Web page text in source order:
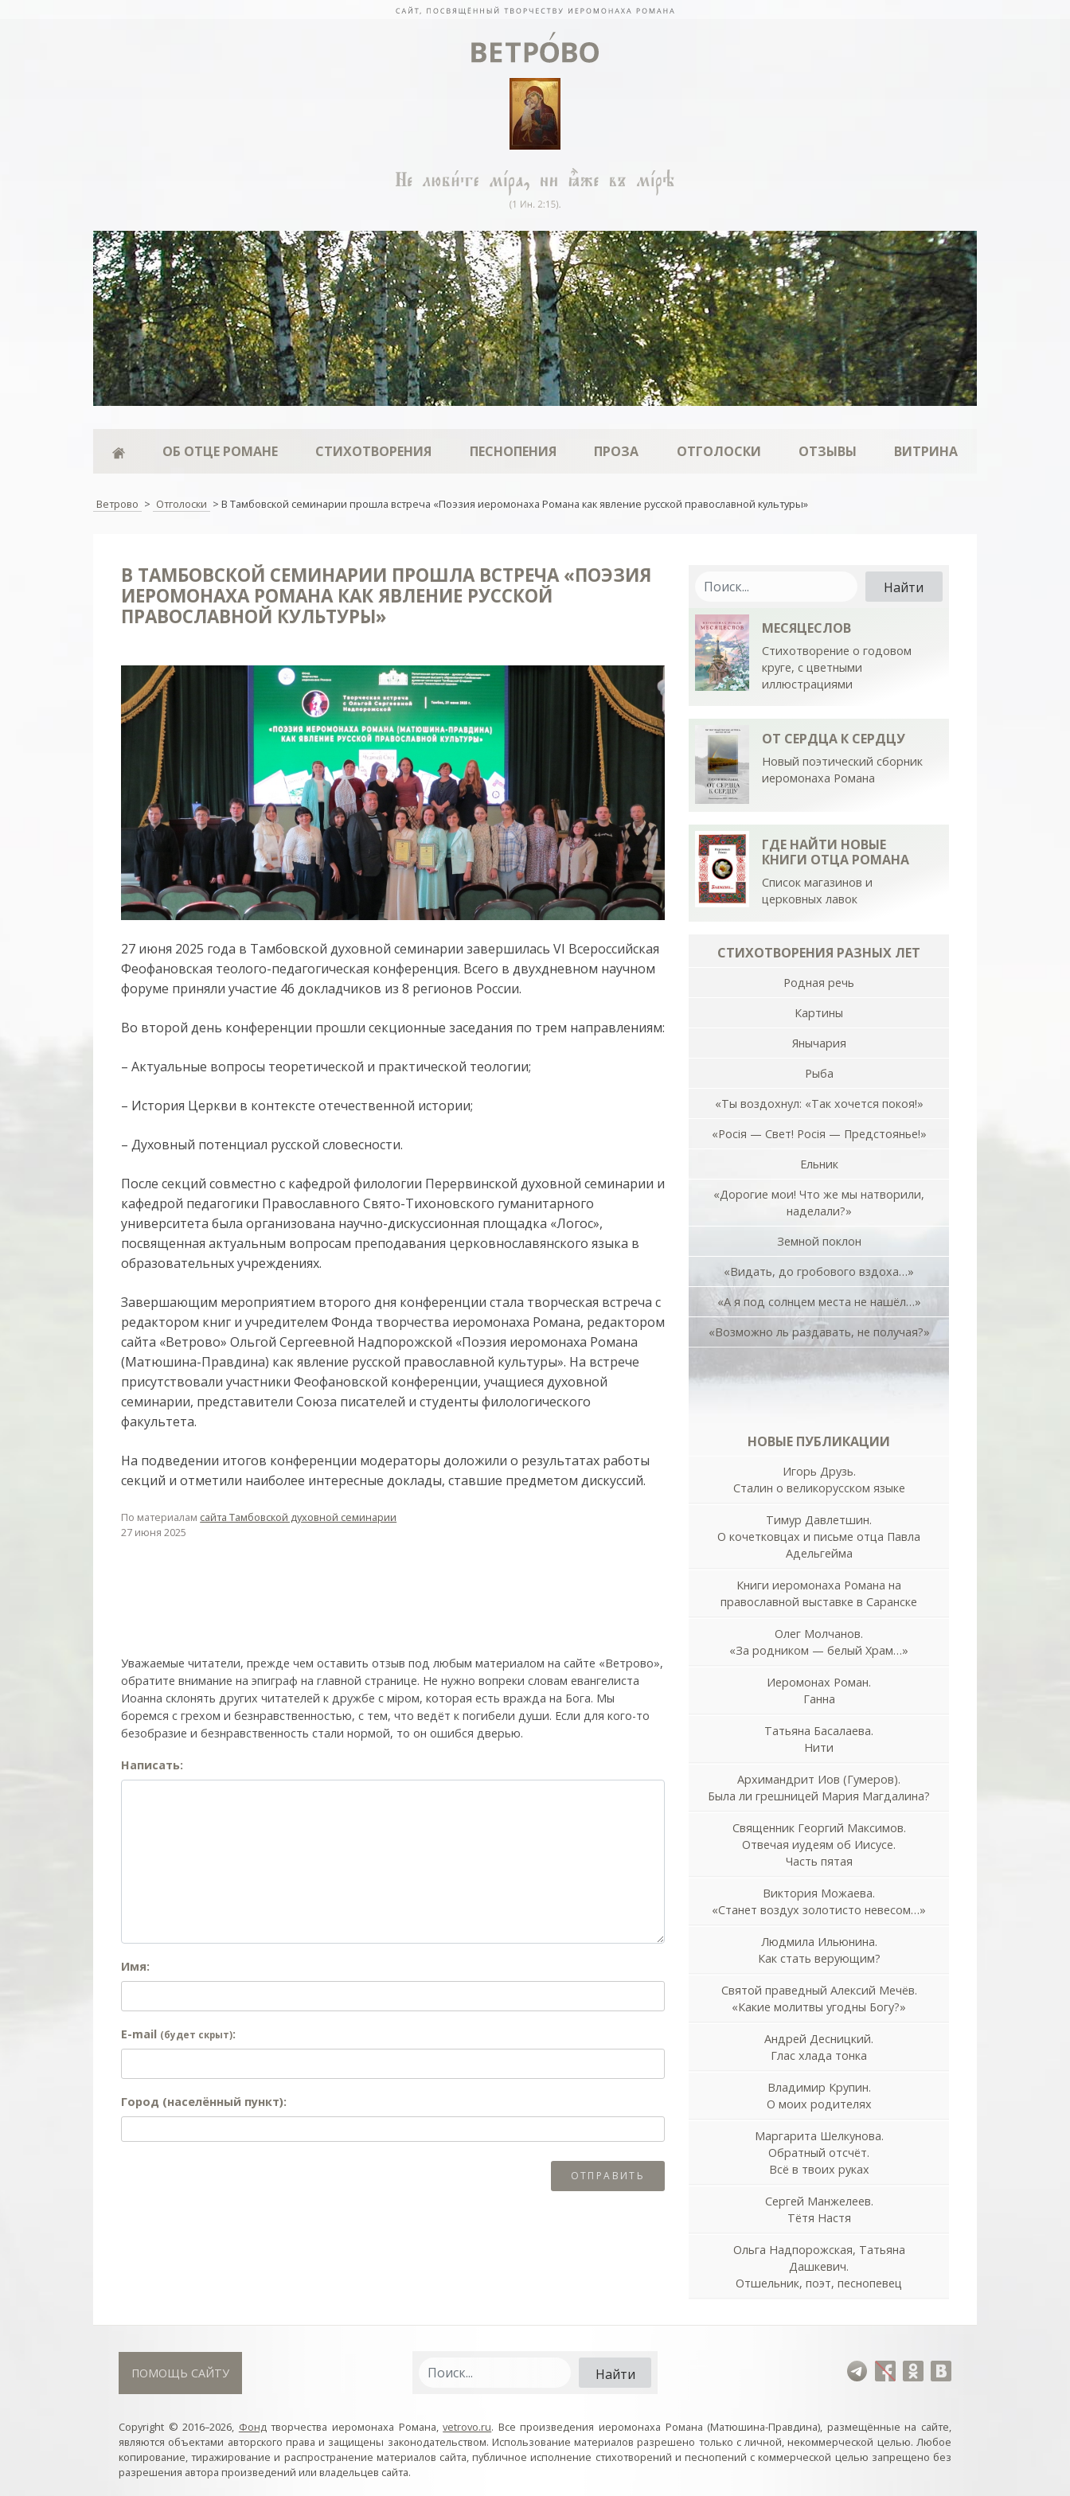
ОБ ОТЦЕ РОМАНЕ СТИХОТВОРЕНИЯ ПЕСНОПЕНИЯ ПРОЗА ОТГОЛОСКИ ОТЗЫВЫ ВИТРИНА
Ветрово > Отголоски > В Тамбовской семинарии прошла встреча «Поэзия иеромонаха Романа как явление русской православной культуры»
В ТАМБОВСКОЙ СЕМИНАРИИ ПРОШЛА ВСТРЕЧА «ПОЭЗИЯ
ИЕРОМОНАХА РОМАНА КАК ЯВЛЕНИЕ РУССКОЙ
ПРАВОСЛАВНОЙ КУЛЬТУРЫ»
27 июня 2025 года в Тамбовской духовной семинарии завершилась VI Всероссийская
Феофановская теолого-педагогическая конференция. Всего в двухдневном научном
форуме приняли участие 46 докладчиков из 8 регионов России.
Во второй день конференции прошли секционные заседания по трем направлениям:
– Актуальные вопросы теоретической и практической теологии;
– История Церкви в контексте отечественной истории;
– Духовный потенциал русской словесности.
После секций совместно с кафедрой филологии Перервинской духовной семинарии и
кафедрой педагогики Православного Свято-Тихоновского гуманитарного
университета была организована научно-дискуссионная площадка «Логос»,
посвященная актуальным вопросам преподавания церковнославянского языка в
образовательных учреждениях.
Завершающим мероприятием второго дня конференции стала творческая встреча с
редактором книг и учредителем Фонда творчества иеромонаха Романа, редактором
сайта «Ветрово» Ольгой Сергеевной Надпорожской «Поэзия иеромонаха Романа
(Матюшина-Правдина) как явление русской православной культуры». На встрече
присутствовали участники Феофановской конференции, учащиеся духовной
семинарии, представители Союза писателей и студенты филологического
факультета.
На подведении итогов конференции модераторы доложили о результатах работы
секций и отметили наиболее интересные доклады, ставшие предметом дискуссий.
По материалам сайта Тамбовской духовной семинарии
27 июня 2025
Уважаемые читатели, прежде чем оставить отзыв под любым материалом на сайте «Ветрово»,
обратите внимание на эпиграф на главной странице. Не нужно вопреки словам евангелиста
Иоанна склонять других читателей к дружбе с мiром, которая есть вражда на Бога. Мы
боремся с грехом и без­нрав­ствен­ностью, с тем, что ведёт к погибели души. Если для кого-то
безобразие и безнравственность стали нормой, то он ошибся дверью.
Написать:
Имя:
E-mail (будет скрыт):
Город (населённый пункт):
МЕСЯЦЕСЛОВ
Стихотворение о годовом
круге, с цветными
иллюстрациями
ОТ СЕРДЦА К СЕРДЦУ
Новый поэтический сборник
иеромонаха Романа
ГДЕ НАЙТИ НОВЫЕ
КНИГИ ОТЦА РОМАНА
Список магазинов и
церковных лавок
СТИХОТВОРЕНИЯ РАЗНЫХ ЛЕТ
Родная речь
Картины
Янычария
Рыба
«Ты воздохнул: «Так хочется покоя!»
«Росiя — Свет! Росiя — Предстоянье!»
Ельник
«Дорогие мои! Что же мы натворили,
наделали?»
Земной поклон
«Видать, до гробового вздоха…»
«А я под солнцем места не нашёл…»
«Возможно ль раздавать, не получая?»
НОВЫЕ ПУБЛИКАЦИИ
Игорь Друзь.
Сталин о великорусском языке
Тимур Давлетшин.
О кочетковцах и письме отца Павла
Адельгейма
Книги иеромонаха Романа на
православной выставке в Саранске
Олег Молчанов.
«За родником — белый Храм…»
Иеромонах Роман.
Ганна
Татьяна Басалаева.
Нити
Архимандрит Иов (Гумеров).
Была ли грешницей Мария Магдалина?
Священник Георгий Максимов.
Отвечая иудеям об Иисусе.
Часть пятая
Виктория Можаева.
«Станет воздух золотисто невесом…»
Людмила Ильюнина.
Как стать верующим?
Святой праведный Алексий Мечёв.
«Какие молитвы угодны Богу?»
Андрей Десницкий.
Глас хлада тонка
Владимир Крупин.
О моих родителях
Маргарита Шелкунова.
Обратный отсчёт.
Всё в твоих руках
Сергей Манжелеев.
Тётя Настя
Ольга Надпорожская, Татьяна
Дашкевич.
Отшельник, поэт, песнопевец
ПОМОЩЬ САЙТУ
Copyright © 2016–2026, Фондтворчества иеромонаха Романа,vetrovo.ru. Все произведения иеромонаха Романа (Матюшина-Правдина), размещённые на сайте,
являются объектами авторского права и защищены законодательством. Использование материалов разрешено только с личной, некоммерческой целью. Любое
копирование, тиражирование и распространение материалов сайта, публичное исполнение стихотворений и песнопений с коммерческой целью запрещено без
разрешения автора произведений или владельцев сайта.